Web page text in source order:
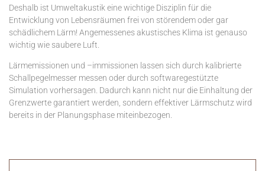
Deshalb ist Umweltakustik eine wichtige Disziplin für die
Entwicklung von Lebensräumen frei von störendem oder gar
schädlichem Lärm! Angemessenes akustisches Klima ist genauso
wichtig wie saubere Luft.
Lärmemissionen und –immissionen lassen sich durch kalibrierte
Schallpegelmesser messen oder durch softwaregestützte
Simulation vorhersagen. Dadurch kann nicht nur die Einhaltung der
Grenzwerte garantiert werden, sondern effektiver Lärmschutz wird
bereits in der Planungsphase miteinbezogen.